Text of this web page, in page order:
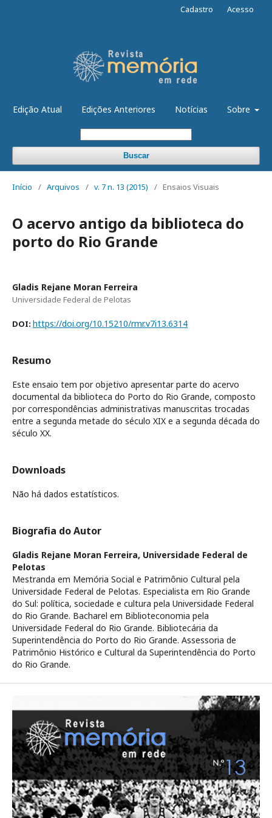
Edição Atual Edições Anteriores Notícias Sobre
Buscar
Cadastro Acesso
Início / Arquivos / v. 7 n. 13 (2015) / Ensaios Visuais
O acervo antigo da biblioteca do
porto do Rio Grande
Gladis Rejane Moran Ferreira
Universidade Federal de Pelotas
DOI: https://doi.org/10.15210/rmr.v7i13.6314
Resumo
Este ensaio tem por objetivo apresentar parte do acervo
documental da biblioteca do Porto do Rio Grande, composto
por correspondências administrativas manuscritas trocadas
entre a segunda metade do século XIX e a segunda década do
século XX.
Downloads
Não há dados estatísticos.
Biografia do Autor
Gladis Rejane Moran Ferreira, Universidade Federal de
Pelotas
Mestranda em Memória Social e Patrimônio Cultural pela
Universidade Federal de Pelotas. Especialista em Rio Grande
do Sul: política, sociedade e cultura pela Universidade Federal
do Rio Grande. Bacharel em Biblioteconomia pela
Universidade Federal do Rio Grande. Bibliotecária da
Superintendência do Porto do Rio Grande. Assessoria de
Patrimônio Histórico e Cultural da Superintendência do Porto
do Rio Grande.